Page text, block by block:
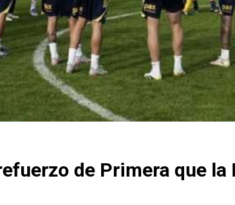
de Primera que la